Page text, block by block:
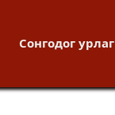
Сонгодог урлаг